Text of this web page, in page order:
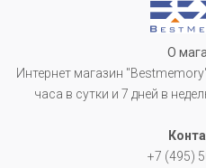
О
Интернет магазин
часа в сутки и 7 дней в
+7 (495)